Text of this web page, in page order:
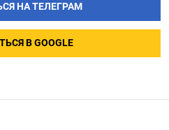
НА ТЕЛЕГРАМ
В GOOGLE